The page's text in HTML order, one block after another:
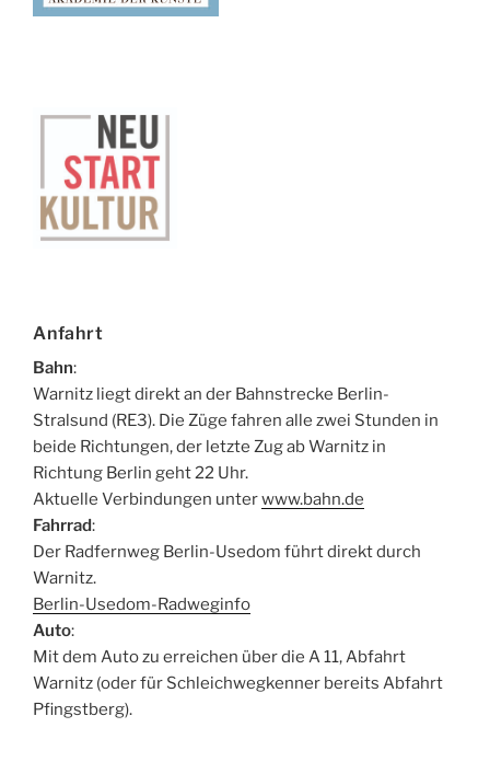
Anfahrt
Bahn:
Warnitz liegt direkt an der Bahnstrecke Berlin-
Stralsund (RE3). Die Züge fahren alle zwei Stunden in
beide Richtungen, der letzte Zug ab Warnitz in
Richtung Berlin geht 22 Uhr.
Aktuelle Verbindungen unterwww.bahn.de
Fahrrad:
Der Radfernweg Berlin-Usedom führt direkt durch
Warnitz.
Berlin-Usedom-Radweginfo
Auto:
Mit dem Auto zu erreichen über die A 11, Abfahrt
Warnitz (oder für Schleichwegkenner bereits Abfahrt
Pfingstberg).